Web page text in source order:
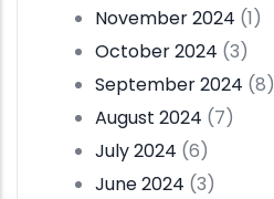
November 2024 (1)
October 2024 (3)
September 2024 (8)
August 2024 (7)
July 2024 (6)
June 2024 (3)